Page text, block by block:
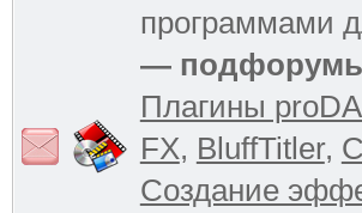
программами
—
Плагины
FX, BluffTitler,
Создание